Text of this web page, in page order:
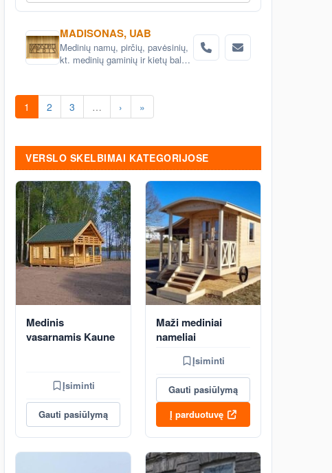
MADISONAS, UAB
Medinių namų, pirčių, pavėsinių,
kt. medinių gaminių ir kietų baldų
1 2 3 … › »
VERSLO SKELBIMAI KATEGORIJOSE
Medinis
vasarnamis Kaune
Įsiminti
Gauti pasiūlymą
Maži mediniai
nameliai
Įsiminti
Gauti pasiūlymą
Į parduotuvę